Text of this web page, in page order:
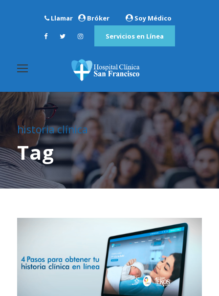
Llamar Bróker Soy Médico
Servicios en Línea
historia clínica
Tag